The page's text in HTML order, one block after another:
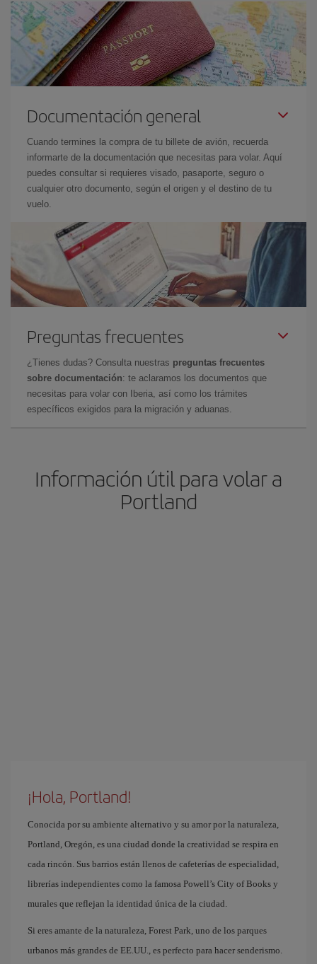
Documentación general
Cuando termines la compra de tu billete de avión, recuerda
informarte de la documentación que necesitas para volar. Aquí
puedes consultar si requieres visado, pasaporte, seguro o
cualquier otro documento, según el origen y el destino de tu
vuelo.
Preguntas frecuentes
¿Tienes dudas? Consulta nuestras preguntas frecuentes
sobre documentación: te aclaramos los documentos que
necesitas para volar con Iberia, así como los trámites
específicos exigidos para la migración y aduanas.
Información útil para volar a
Portland
¡Hola, Portland!
Conocida por su ambiente alternativo y su amor por la naturaleza,
Portland, Oregón, es una ciudad donde la creatividad se respira en
cada rincón. Sus barrios están llenos de cafeterías de especialidad,
librerías independientes como la famosa Powell’s City of Books y
murales que reflejan la identidad única de la ciudad.
Si eres amante de la naturaleza, Forest Park, uno de los parques
urbanos más grandes de EE.UU., es perfecto para hacer senderismo.